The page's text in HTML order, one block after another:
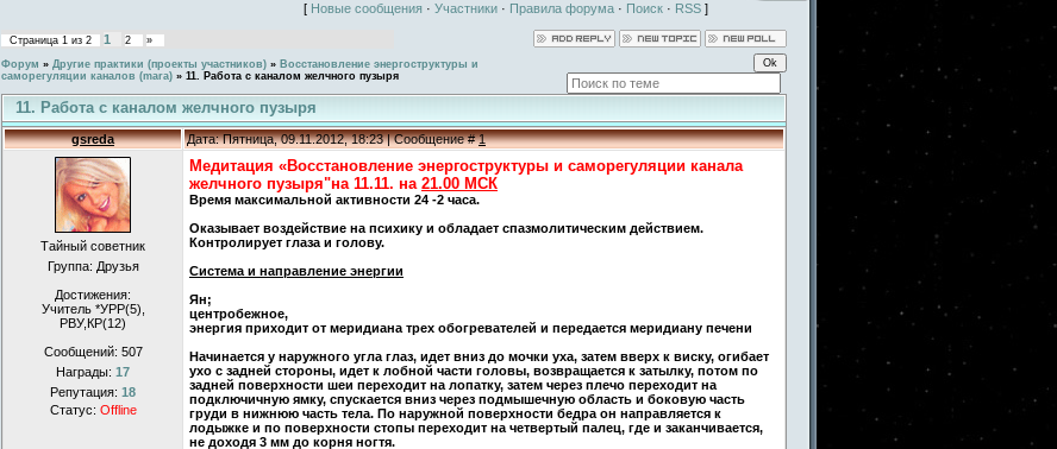
[ Новые сообщения · Участники · Правила форума · Поиск · RSS ]
Страница 1 из 2 1 2
»
Форум » Другие практики (проекты участников) » Восстановление энергоструктуры и
саморегуляции каналов (mara) » 11. Работа с каналом желчного пузыря
11. Работа с каналом желчного пузыря
gsreda Дата: Пятница, 09.11.2012, 18:23 | Сообщение #1
Тайный советник
Группа: Друзья
Достижения:
Учитель *УРР(5),
РВУ,КР(12)
Сообщений: 507
Награды: 17
Репутация: 18
Статус: Offline
Медитация «Восстановление энергоструктуры и саморегуляции канала
желчного пузыря"на 11.11. на 21.00 МСК
Время максимальной активности 24 -2 часа.
Оказывает воздействие на психику и обладает спазмолитическим действием.
Контролирует глаза и голову.
Система и направление энергии
Ян;
центробежное,
энергия приходит от меридиана трех обогревателей и передается меридиану печени
Начинается у наружного угла глаз, идет вниз до мочки уха, затем вверх к виску, огибает
ухо с задней стороны, идет к лобной части головы, возвращается к затылку, потом по
задней поверхности шеи переходит на лопатку, затем через плечо переходит на
подключичную ямку, спускается вниз через подмышечную область и боковую часть
груди в нижнюю часть тела. По наружной поверхности бедра он направляется к
лодыжке и по поверхности стопы переходит на четвертый палец, где и заканчивается,
не доходя 3 мм до корня ногтя.